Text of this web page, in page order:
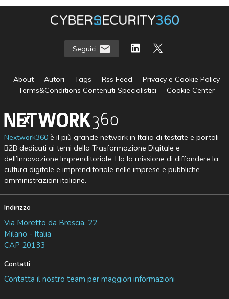
Seguici
About Autori Tags Rss Feed
Privacy e Cookie Policy
Terms&Conditions Contenuti Specialistici
Cookie Center
Nextwork360è il più grande network in Italia di testate e portali
B2B dedicati ai temi della Trasformazione Digitale e
dell’Innovazione Imprenditoriale. Ha la missione di diffondere la
cultura digitale e imprenditoriale nelle imprese e pubbliche
amministrazioni italiane.
Indirizzo
Via Moretto da Brescia, 22
Milano - Italia
CAP 20133
Contatti
Contatta il nostro team per maggiori informazioni